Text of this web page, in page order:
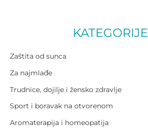
KATEGORIJE
Zaštita od sunca
Za najmlađe
Trudnice, dojilje i žensko zdravlje
Sport i boravak na otvorenom
Aromaterapija i homeopatija